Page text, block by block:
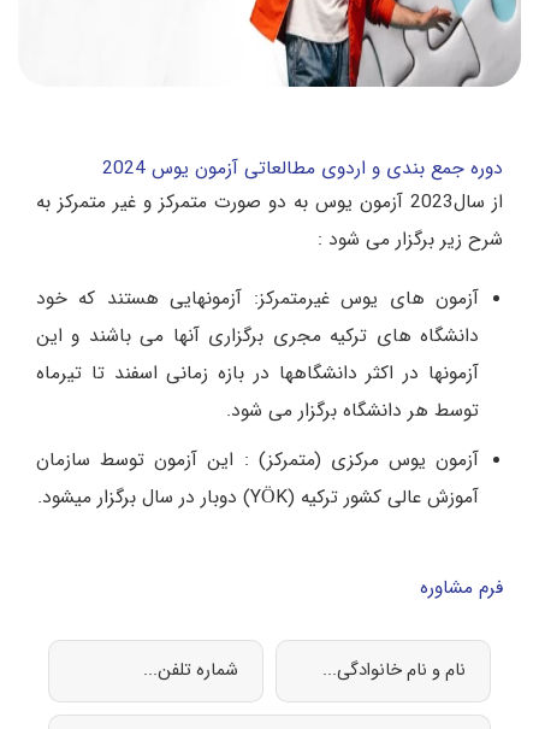
دوره جمع بندی و اردوی مطالعاتی آزمون یوس 2024
از سال2023 آزمون یوس به دو صورت متمرکز و غیر متمرکز به
شرح زیر برگزار می شود :
آزمون های یوس غیرمتمرکز: آزمونهایی هستند که خود
دانشگاه های ترکیه مجری برگزاری آنها می باشند و این
آزمونها در اکثر دانشگاهها در بازه زمانی اسفند تا تیرماه
توسط هر دانشگاه برگزار می شود.
آزمون یوس مرکزی (متمرکز) : این آزمون توسط سازمان
آموزش عالی کشور ترکیه (YÖK) دوبار در سال برگزار میشود.
فرم مشاوره